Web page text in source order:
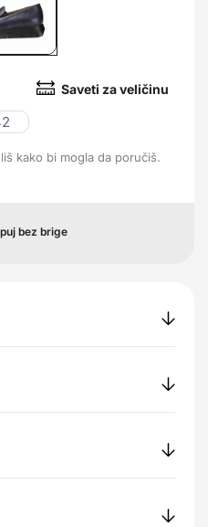
Saveti za veličinu
kako bi mogla da poručiš.
bez brige